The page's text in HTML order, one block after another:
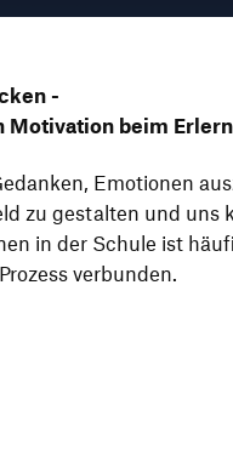
-
beim
Emotionen
zu gestalten und uns
in der Schule ist
verbunden.